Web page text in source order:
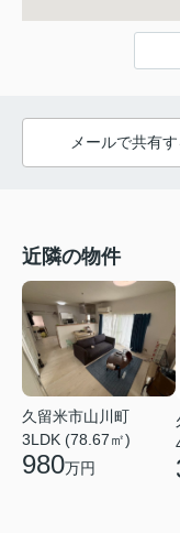
メールで共有す
近隣の物件
久留米市山川町
3LDK (78.67㎡)
980万円